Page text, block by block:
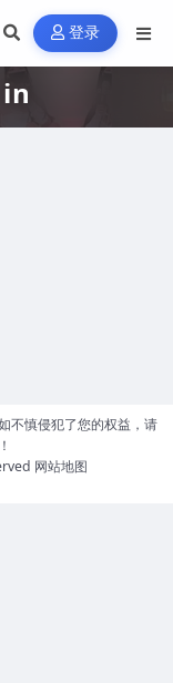
登录
不慎侵犯了您的权益，请
网站地图